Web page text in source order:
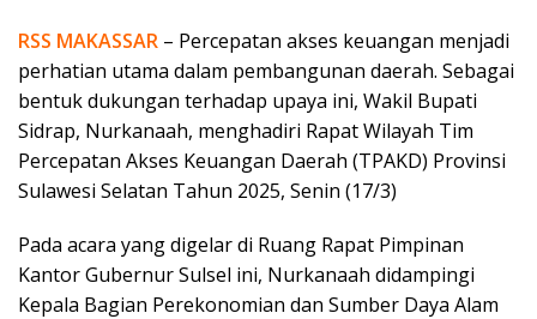
RSS MAKASSAR – Percepatan akses keuangan menjadi
perhatian utama dalam pembangunan daerah. Sebagai
bentuk dukungan terhadap upaya ini, Wakil Bupati
Sidrap, Nurkanaah, menghadiri Rapat Wilayah Tim
Percepatan Akses Keuangan Daerah (TPAKD) Provinsi
Sulawesi Selatan Tahun 2025, Senin (17/3)
Pada acara yang digelar di Ruang Rapat Pimpinan
Kantor Gubernur Sulsel ini, Nurkanaah didampingi
Kepala Bagian Perekonomian dan Sumber Daya Alam